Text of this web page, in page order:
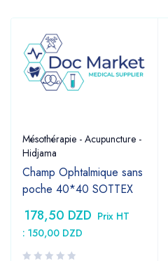
Mésothérapie - Acupuncture -
Hidjama
Champ Ophtalmique sans
poche 40*40 SOTTEX
178,50 DZD Prix HT
: 150,00 DZD